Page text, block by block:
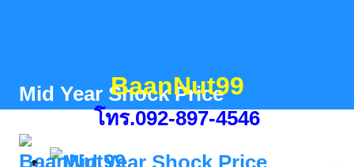
BaanNut99
โทร.092-897-4546
Mid Year Shock Price